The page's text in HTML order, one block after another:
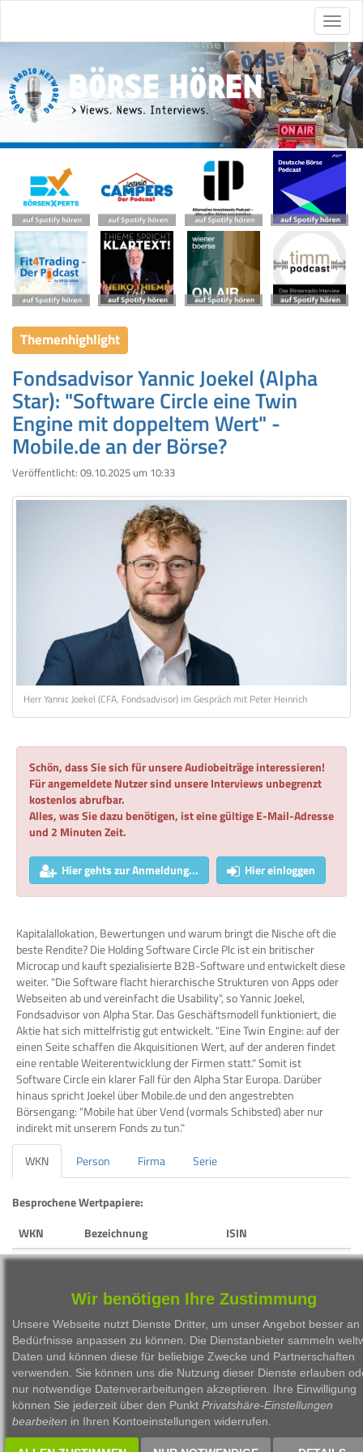
Themenhighlight
Fondsadvisor Yannic Joekel (Alpha
Star): "Software Circle eine Twin
Engine mit doppeltem Wert" -
Mobile.de an der Börse?
Veröffentlicht: 09.10.2025 um 10:33
Herr Yannic Joekel (CFA, Fondsadvisor) im Gespräch mit Peter Heinrich
Schön, dass Sie sich für unsere Audiobeiträge interessieren!
Für angemeldete Nutzer sind unsere Interviews unbegrenzt
kostenlos abrufbar.
Alles, was Sie dazu benötigen, ist eine gültige E-Mail-Adresse
und 2 Minuten Zeit.
Hier gehts zur Anmeldung... Hier einloggen
Kapitalallokation, Bewertungen und warum bringt die Nische oft die
beste Rendite? Die Holding Software Circle Plc ist ein britischer
Microcap und kauft spezialisierte B2B-Software und entwickelt diese
weiter. "Die Software flacht hierarchische Strukturen von Apps oder
Webseiten ab und vereinfacht die Usability", so Yannic Joekel,
Fondsadvisor von Alpha Star. Das Geschäftsmodell funktioniert, die
Aktie hat sich mittelfristig gut entwickelt. "Eine Twin Engine: auf der
einen Seite schaffen die Akquisitionen Wert, auf der anderen findet
eine rentable Weiterentwicklung der Firmen statt." Somit ist
Software Circle ein klarer Fall für den Alpha Star Europa. Darüber
hinaus spricht Joekel über Mobile.de und den angestrebten
Börsengang: "Mobile hat über Vend (vormals Schibsted) aber nur
indirekt mit unserem Fonds zu tun."
WKN
Person Firma Serie
Besprochene Wertpapiere:
WKN
Bezeichnung
ISIN
HAFX64
Alpha Star Aktienfonds
LU1070113235
Alpha Star Europa LU2471394606
1999 - 2026 Börsen Radio Network AG
Wir benötigen Ihre Zustimmung
Unsere Webseite nutzt Dienste Dritter, um unser Angebot besser an
Bedürfnisse anpassen zu können. Die Dienstanbieter sammeln
Daten und können diese für beliebige Zwecke und Partnerschaften
verwenden. Sie können uns die Nutzung dieser Dienste erlauben
nur notwendige Datenverarbeitungen akzeptieren. Ihre Einwilligung
können Sie jederzeit über den Punkt Privatshäre-Einstellungen
bearbeiten in Ihren Kontoeinstellungen widerrufen.